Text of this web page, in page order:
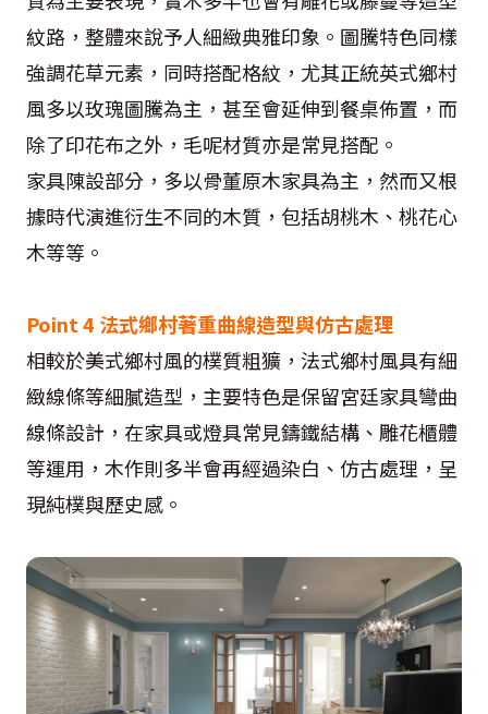
紋路，整體來說予人細緻典雅印象。圖騰特色同樣
強調花草元素，同時搭配格紋，尤其正統英式鄉村
風多以玫瑰圖騰為主，甚至會延伸到餐桌佈置，而
除了印花布之外，毛呢材質亦是常見搭配。
家具陳設部分，多以骨董原木家具為主，然而又根
據時代演進衍生不同的木質，包括胡桃木、桃花心
木等等。
Point 4 法式鄉村著重曲線造型與仿古處理
相較於美式鄉村風的樸質粗獷，法式鄉村風具有細
緻線條等細膩造型，主要特色是保留宮廷家具彎曲
線條設計，在家具或燈具常見鑄鐵結構、雕花櫃體
等運用，木作則多半會再經過染白、仿古處理，呈
現純樸與歷史感。